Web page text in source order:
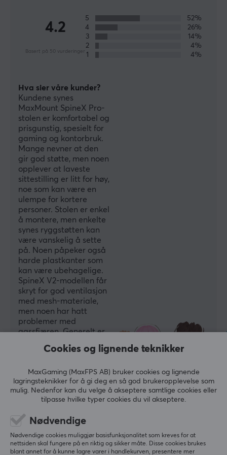
plasser dem på en smartere måte.
SPESIFIKASJONER
Grå
GARANTI
Produsentens garanti
2 års garanti
4.2
Basert på 50 vurderinger
5
52%
4
26%
3
14%
2
4%
1
4%
Hva sier våre kunder?
Kundene synes
MaxMount SpineX Pro-
stolen er komfortabel og
prisgunstig, spesielt for
gaming og kontorbruk.
Mange nevner at den
gir god støtte, men noen
opplever at laveste
sittestilling er litt for høy,
noe som kan være en
ulempe for kortere
personer. Stolen er enkel
å montere, men enkelte
synes ryggstøtten kan
være vanskelig å sette
på. Noen påpeker også
harde plastkanter som
kan være ubehagelige.
SpineX V2-modellen får
skryt for god ventilasjon
med mesh-materiale,
men noen har hatt
problemer med
gassfjæren. Generelt er
komfort og pris, men har
justeringsbegrensninger.
Oppsummert med AI av GAMIFIERA.®
Relevans
Cookies og lignende teknikker
MaxGaming (MaxFPS AB) bruker cookies og lignende
lagringsteknikker for å gi deg en så god brukeropplevelse som
mulig. Nedenfor kan du velge å akseptere samtlige cookies eller
tilpasse hvilke typer cookies du vil akseptere.
Nødvendige
Nødvendige cookies muliggjør basisfunksjonalitet som kreves for at
nettsiden skal fungere på en riktig og sikker måte. Disse cookies brukes
blant annet for å kunne lagre varer i handlekurven, presentere mer